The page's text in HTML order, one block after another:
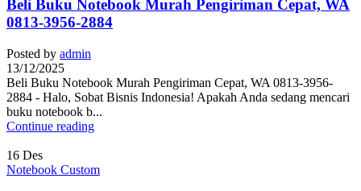
Beli Buku Notebook Murah Pengiriman Cepat, WA
0813-3956-2884
Posted by admin
13/12/2025
Beli Buku Notebook Murah Pengiriman Cepat, WA 0813-3956-
2884 - Halo, Sobat Bisnis Indonesia! Apakah Anda sedang mencari
buku notebook b...
Continue reading
16 Des
Notebook Custom